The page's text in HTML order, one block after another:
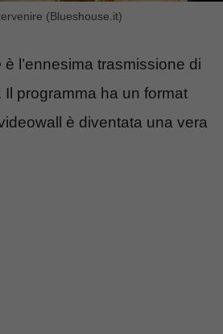
(Blueshouse.it)
è l’ennesima trasmissione di
programma ha un format
è diventata una vera